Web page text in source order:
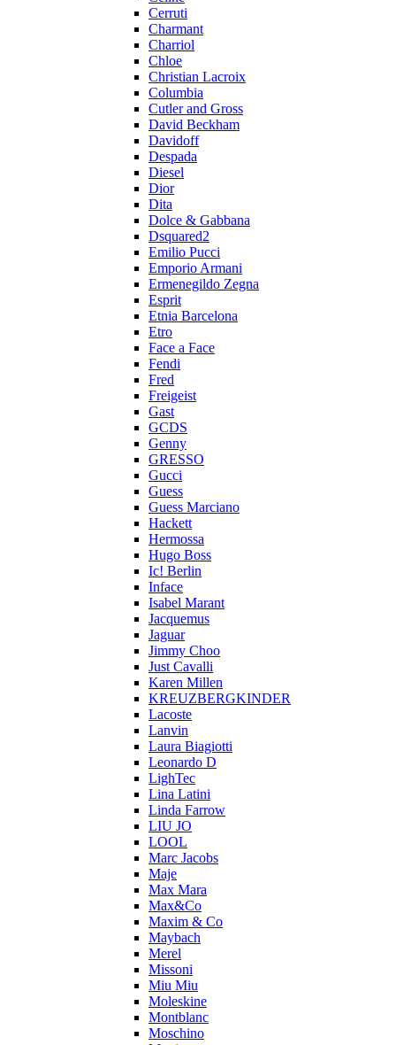
Cerruti
Charmant
Charriol
Chloe
Christian Lacroix
Columbia
Cutler and Gross
David Beckham
Davidoff
Despada
Diesel
Dior
Dita
Dolce & Gabbana
Dsquared2
Emilio Pucci
Emporio Armani
Ermenegildo Zegna
Esprit
Etnia Barcelona
Etro
Face a Face
Fendi
Fred
Freigeist
Gast
GCDS
Genny
GRESSO
Gucci
Guess
Guess Marciano
Hackett
Hermossa
Hugo Boss
Ic! Berlin
Inface
Isabel Marant
Jacquemus
Jaguar
Jimmy Choo
Just Cavalli
Karen Millen
KREUZBERGKINDER
Lacoste
Lanvin
Laura Biagiotti
Leonardo D
LighTec
Lina Latini
Linda Farrow
LIU JO
LOOL
Marc Jacobs
Maje
Max Mara
Max&Co
Maxim & Co
Maybach
Merel
Missoni
Miu Miu
Moleskine
Montblanc
Moschino